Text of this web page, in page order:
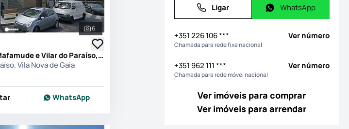
Ver todas as fotografias
6
Espaço comercial em Mafamude e Vilar do Paraíso, Vila Nova de Gaia
Vila Nova de Gaia
WhatsApp
Ligar
Ligar WhatsApp
WhatsApp
+351 226 106 *** Ver número
Chamada para rede fixa nacional
+351 962 111 *** Ver número
Chamada para rede móvel nacional
Ver imóveis para comprar
Ver imóveis para arrendar